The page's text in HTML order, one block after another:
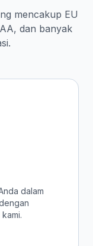
mencakup EU
dan banyak
dalam